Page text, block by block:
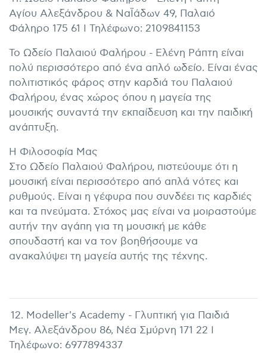
Αγίου Αλεξάνδρου & ΝαΪάδων 49, Παλαιό
Φάληρο 175 61 I Τηλέφωνο: 2109841153
Το Ωδείο Παλαιού Φαλήρου - Ελένη Ράπτη είναι
πολύ περισσότερο από ένα απλό ωδείο. Είναι ένας
πολιτιστικός φάρος στην καρδιά του Παλαιού
Φαλήρου, ένας χώρος όπου η μαγεία της
μουσικής συναντά την εκπαίδευση και την παιδική
ανάπτυξη.
Η Φιλοσοφία Μας
Στο Ωδείο Παλαιού Φαλήρου, πιστεύουμε ότι η
μουσική είναι περισσότερο από απλά νότες και
ρυθμούς. Είναι η γέφυρα που συνδέει τις καρδιές
και τα πνεύματα. Στόχος μας είναι να μοιραστούμε
αυτήν την αγάπη για τη μουσική με κάθε
σπουδαστή και να τον βοηθήσουμε να
ανακαλύψει τη μαγεία αυτής της τέχνης.
12. Modeller's Academy - Γλυπτική για Παιδιά
Μεγ. Αλεξάνδρου 86, Νέα Σμύρνη 171 22 I
Τηλέφωνο: 6977894337